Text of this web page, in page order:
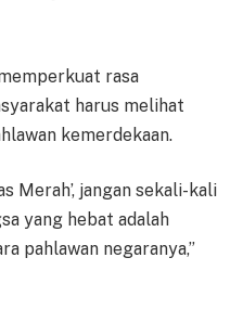
rasa
harus melihat
kemerdekaan.
Merah’, jangan sekali-kali
yang hebat adalah
pahlawan negaranya,”